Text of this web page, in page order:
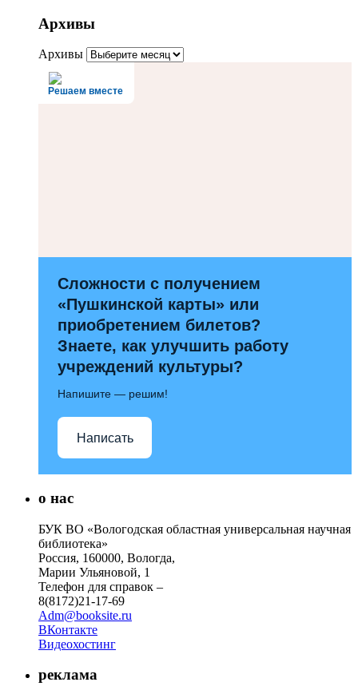
Архивы
Архивы
Решаем вместе
Сложности с получением
«Пушкинской карты» или
приобретением билетов?
Знаете, как улучшить работу
учреждений культуры?
Напишите — решим!
Написать
о нас
БУК ВО «Вологодская областная универсальная научная
библиотека»
Россия, 160000, Вологда,
Марии Ульяновой, 1
Телефон для справок –
8(8172)21-17-69
Adm@booksite.ru
ВКонтакте
Видеохостинг
реклама